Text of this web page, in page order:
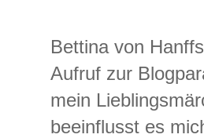
Bettina von
Aufruf zur
mein
beeinflusst es